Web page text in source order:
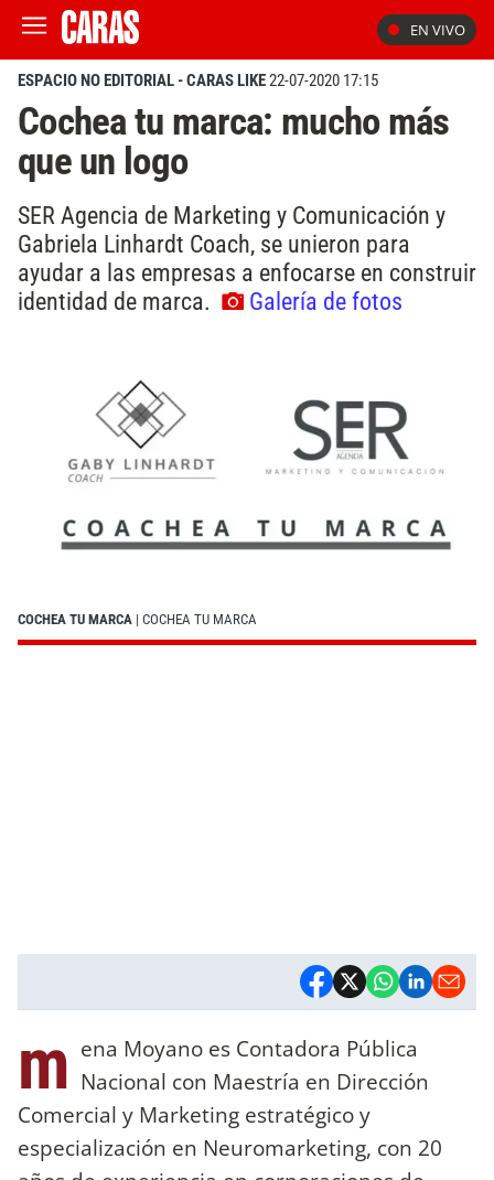
EN VIVO
ESPACIO NO EDITORIAL - CARAS LIKE22-07-2020 17:15
Cochea tu marca: mucho más
que un logo
SER Agencia de Marketing y Comunicación y
Gabriela Linhardt Coach, se unieron para
ayudar a las empresas a enfocarse en construir
identidad de marca.
Galería de fotos
COCHEA TU MARCA | COCHEA TU MARCA
m ena Moyano es Contadora Pública
Nacional con Maestría en Dirección
Comercial y Marketing estratégico y
especialización en Neuromarketing, con 20